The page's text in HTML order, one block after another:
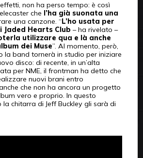
non ha perso tempo: è così
che l’ha già suonata una
una canzone. “ L’ho usata per
Jaded Hearts Club – ha rivelato –
utilizzare qua e là anche
dei Muse”. Al momento, però,
la band tornerà in studio per iniziare
disco: di recente, in un’alta
per NME, il frontman ha detto che
nuovi brani entro
che non ha ancora un progetto
vero e proprio. In questo
chitarra di Jeff Buckley gli sarà di